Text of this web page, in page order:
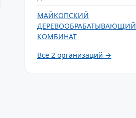
МАЙКОПСКИЙ
ДЕРЕВООБРАБАТЫВАЮЩИЙ
КОМБИНАТ
Все 2 организаций →